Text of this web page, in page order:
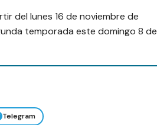
del lunes 16 de noviembre de
temporada este domingo 8 de
Telegram